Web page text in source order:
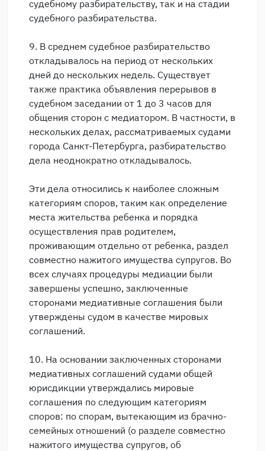
судебному разбирательству, так и на стадии
судебного разбирательства.
9. В среднем судебное разбирательство
откладывалось на период от нескольких
дней до нескольких недель. Существует
также практика объявления перерывов в
судебном заседании от 1 до 3 часов для
общения сторон с медиатором. В частности, в
нескольких делах, рассматриваемых судами
города Санкт-Петербурга, разбирательство
дела неоднократно откладывалось.
Эти дела относились к наиболее сложным
категориям споров, таким как определение
места жительства ребенка и порядка
осуществления прав родителем,
проживающим отдельно от ребенка, раздел
совместно нажитого имущества супругов. Во
всех случаях процедуры медиации были
завершены успешно, заключенные
сторонами медиативные соглашения были
утверждены судом в качестве мировых
соглашений.
10. На основании заключенных сторонами
медиативных соглашений судами общей
юрисдикции утверждались мировые
соглашения по следующим категориям
споров: по спорам, вытекающим из брачно-
семейных отношений (о разделе совместно
нажитого имущества супругов, об